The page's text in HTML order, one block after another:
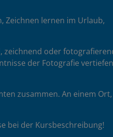
Zeichnen lernen im Urlaub,
zeichnend oder
der Fotografie vertiefen
zusammen. An einem
bei der Kursbeschreibung!